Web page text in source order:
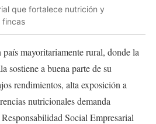
que fortalece nutrición y
fincas
mayoritariamente rural, donde la
sostiene a buena parte de su
rendimientos, alta exposición a
nutricionales demanda
Social Empresarial